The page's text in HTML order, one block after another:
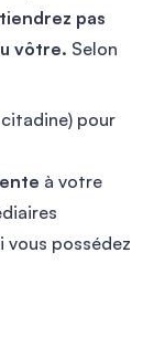
pas
vôtre. Selon
pour
à votre
vous possédez